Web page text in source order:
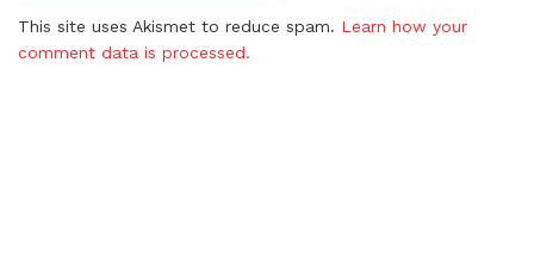
This site uses Akismet to reduce spam. Learn how your
comment data is processed.